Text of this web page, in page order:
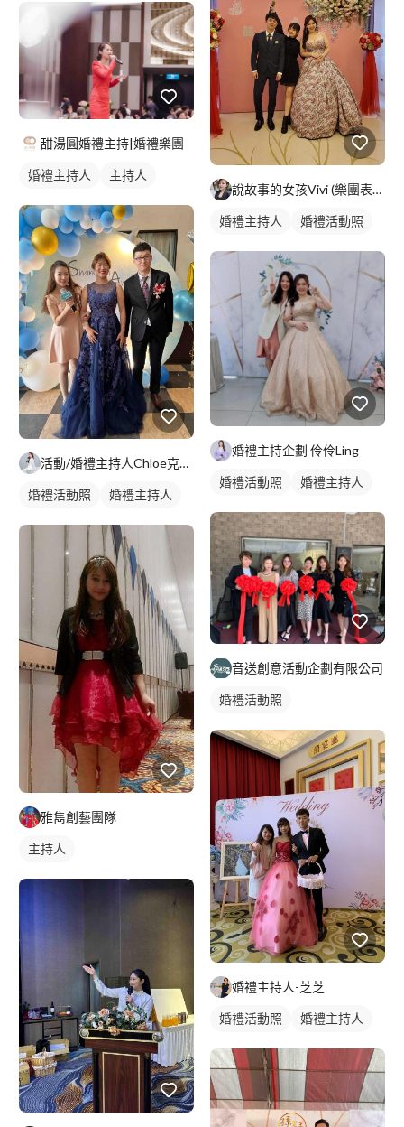
甜湯圓婚禮主持|婚禮樂團
婚禮主持人 主持人
活動/婚禮主持人Chloe克蘿伊
婚禮活動照 婚禮主持人
雅雋創藝團隊
主持人
說故事的女孩Vivi (樂團表演/婚禮主持/婚禮顧問/春酒尾
婚禮主持人 婚禮活動照
婚禮主持企劃 伶伶Ling
婚禮活動照 婚禮主持人
音送創意活動企劃有限公司
婚禮活動照
婚禮主持人-芝芝
婚禮活動照 婚禮主持人